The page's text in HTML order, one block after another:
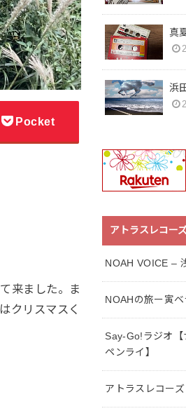
Pocket
来ました。ま
クリスマスく
真
浜
アトラスレコー
NOAH VOICE –
NOAHの旅ー寅
Say-Go!ラジオ【
ペンライ】
アトラスレコーズ